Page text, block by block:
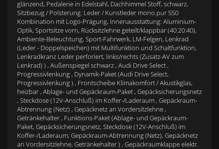
glänzend, Pedalerie in Edelstahl, Dachhimmel Stoff, schwarz,
Sitzbezug / Polsterung: Leder / Kunstleder mono.pur 550
Kombination mit Logo-Prägung, Innenausstattung: Aluminium-
Optik, Sportsitze vorn, Rücksitzlehne geteilt/klappbar (40:20:40),
Ambiente-Beleuchtung, Sport-Fahrwerk, LM-Felgen, Lenkrad
(Leder - Doppelspeichen) mit Multifunktion und Schaltfunktion,
Lenkradkranz Leder perforiert, links/rechts (Zusatz-AV zum
Lenkrad) ) , Außenspiegel schwarz , Audi Drive Select ,
Progressivlenkung , Dynamik-Paket (Audi Drive Select,
Progressivlenkung ) , Frontscheibe Klimakomfort / Akustikglas,
heizbar , Ablage- und Gepäckraum-Paket , Gepäcksicherungsnetz
, Steckdose (12V-Anschluß) im Koffer-/Laderaum , Gepäckraum-
Abtrennung (Netz) , Gepäcknetz an Vordersitzlehne ,
Getränkehalter , Funktions-Paket (Ablage- und Gepäckraum-
Paket, Gepäcksicherungsnetz, Steckdose (12V-Anschluß) im
Koffer-/Laderaum, Gepäckraum-Abtrennung (Netz), Gepäcknetz
an Vordersitzlehne, Getränkehalter ) , Gepäckraumklappe elektr.